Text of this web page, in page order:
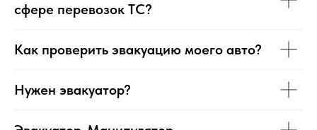
сфере перевозок ТС?
Как проверить эвакуацию моего авто?
Нужен эвакуатор?